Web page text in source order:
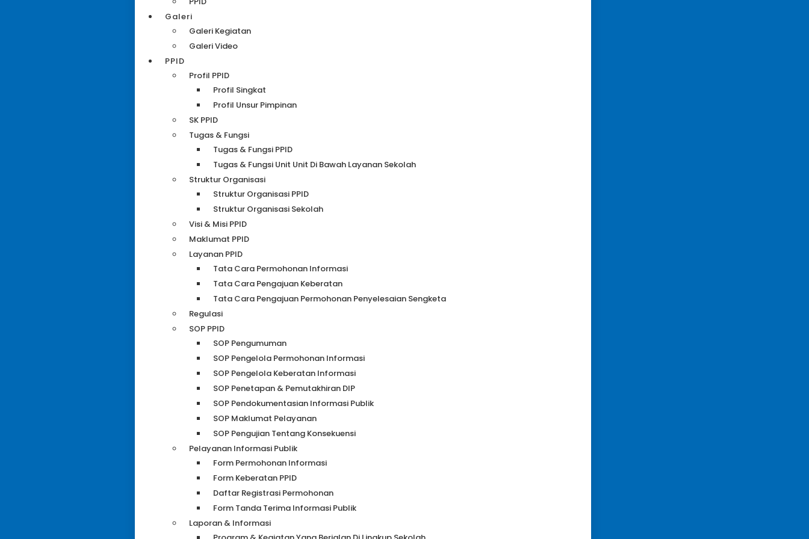
Galeri
Galeri Kegiatan
Galeri Video
PPID
Profil PPID
Profil Singkat
Profil Unsur Pimpinan
SK PPID
Tugas & Fungsi
Tugas & Fungsi PPID
Tugas & Fungsi Unit Unit Di Bawah Layanan Sekolah
Struktur Organisasi
Struktur Organisasi PPID
Struktur Organisasi Sekolah
Visi & Misi PPID
Maklumat PPID
Layanan PPID
Tata Cara Permohonan Informasi
Tata Cara Pengajuan Keberatan
Tata Cara Pengajuan Permohonan Penyelesaian Sengketa
Regulasi
SOP PPID
SOP Pengumuman
SOP Pengelola Permohonan Informasi
SOP Pengelola Keberatan Informasi
SOP Penetapan & Pemutakhiran DIP
SOP Pendokumentasian Informasi Publik
SOP Maklumat Pelayanan
SOP Pengujian Tentang Konsekuensi
Pelayanan Informasi Publik
Form Permohonan Informasi
Form Keberatan PPID
Daftar Registrasi Permohonan
Form Tanda Terima Informasi Publik
Laporan & Informasi